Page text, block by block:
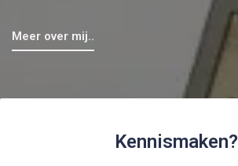
Meer over mij..
Kennismaken?